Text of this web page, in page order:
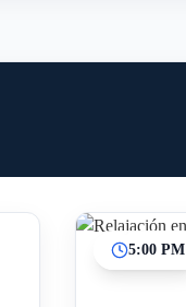
5:00 PM